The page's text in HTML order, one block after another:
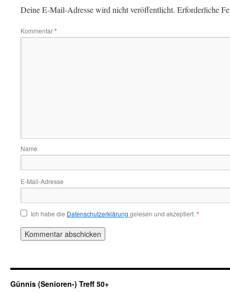
Deine E-Mail-Adresse wird nicht veröffentlicht. Erforderliche
Kommentar*
Name
E-Mail-Adresse
Ich habe die Datenschutzerklärung gelesen und akzeptiert. *
Günnis (Senioren-) Treff 50+